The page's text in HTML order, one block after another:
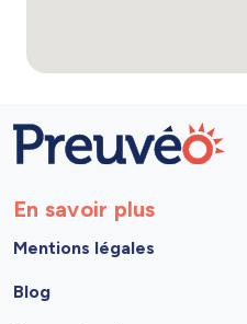
En savoir plus
Mentions légales
Blog